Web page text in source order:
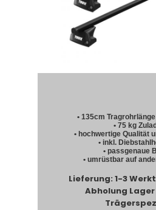
• 135cm
• 75 kg
• hochwertige Qualität
• inkl.
• passgenaue
• umrüstbar auf
Lieferung: 1-3
Abholung